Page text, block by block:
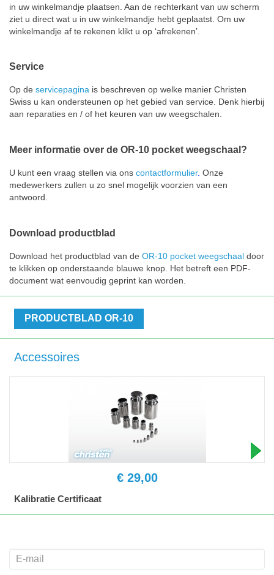
in uw winkelmandje plaatsen. Aan de rechterkant van uw scherm
ziet u direct wat u in uw winkelmandje hebt geplaatst. Om uw
winkelmandje af te rekenen klikt u op ‘afrekenen’.
Service
Op de servicepagina is beschreven op welke manier Christen
Swiss u kan ondersteunen op het gebied van service. Denk hierbij
aan reparaties en / of het keuren van uw weegschalen.
Meer informatie over de OR-10 pocket weegschaal?
U kunt een vraag stellen via ons contactformulier. Onze
medewerkers zullen u zo snel mogelijk voorzien van een
antwoord.
Download productblad
Download het productblad van de OR-10 pocket weegschaal door
te klikken op onderstaande blauwe knop. Het betreft een PDF-
document wat eenvoudig geprint kan worden.
PRODUCTBLAD OR-10
Accessoires
€ 29,00
Kalibratie Certificaat